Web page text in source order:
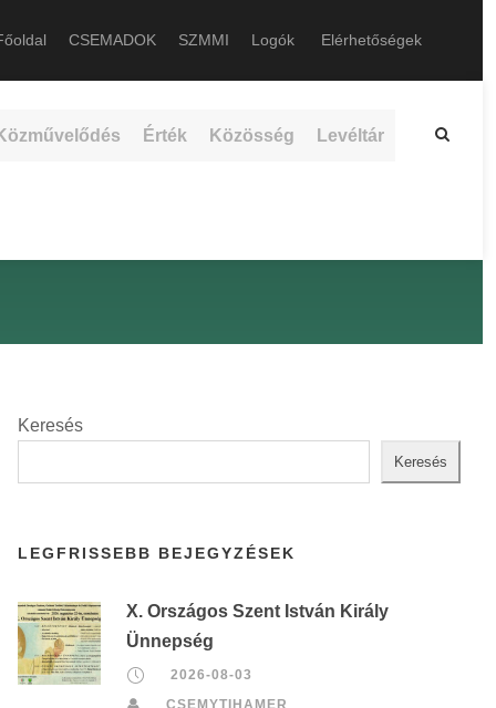
CSEMADOK SZMMI Logók Elérhetőségek
Érték Közösség Levéltár
Keresés
Keresés
LEGFRISSEBB BEJEGYZÉSEK
X. Országos Szent István Király
Ünnepség
2026-08-03
CSEMYTIHAMER